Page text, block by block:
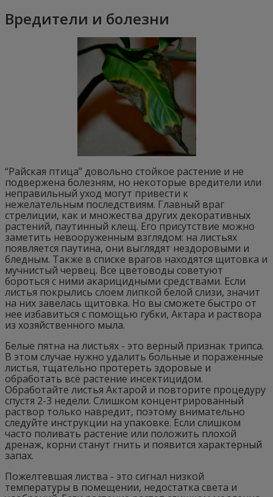
Вредители и болезни
“Райская птица” довольно стойкое растение и не
подвержена болезням, но некоторые вредители или
неправильный уход могут привести к
нежелательным последствиям. Главный враг
стрелиции, как и множества других декоративных
растений, паутинный клещ. Его присутствие можно
заметить невооруженным взглядом: на листьях
появляется паутина, они выглядят нездоровыми и
бледным. Также в списке врагов находятся щитовка и
мучнистый червец. Все цветоводы советуют
бороться с ними акарицидными средствами. Если
листья покрылись слоем липкой белой слизи, значит
на них завелась щитовка. Но вы сможете быстро от
нее избавиться с помощью губки, Актара и раствора
из хозяйственного мыла.
Белые пятна на листьях - это верный признак трипса.
В этом случае нужно удалить больные и пораженные
листья, тщательно протереть здоровые и
обработать всё растение инсектицидом.
Обработайте листья Актарой и повторите процедуру
спустя 2-3 недели. Слишком концентрированный
раствор только навредит, поэтому внимательно
следуйте инструкции на упаковке. Если слишком
часто поливать растение или положить плохой
дренаж, корни станут гнить и появится характерный
запах.
Пожелтевшая листва - это сигнал низкой
температуры в помещении, недостатка света и